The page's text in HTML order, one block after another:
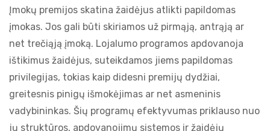
Įmokų premijos skatina žaidėjus atlikti papildomas
įmokas. Jos gali būti skiriamos už pirmąją, antrąją ar
net trečiąją įmoką. Lojalumo programos apdovanoja
ištikimus žaidėjus, suteikdamos jiems papildomas
privilegijas, tokias kaip didesni premijų dydžiai,
greitesnis pinigų išmokėjimas ar net asmeninis
vadybininkas. Šių programų efektyvumas priklauso nuo
jų struktūros, apdovanojimų sistemos ir žaidėjų